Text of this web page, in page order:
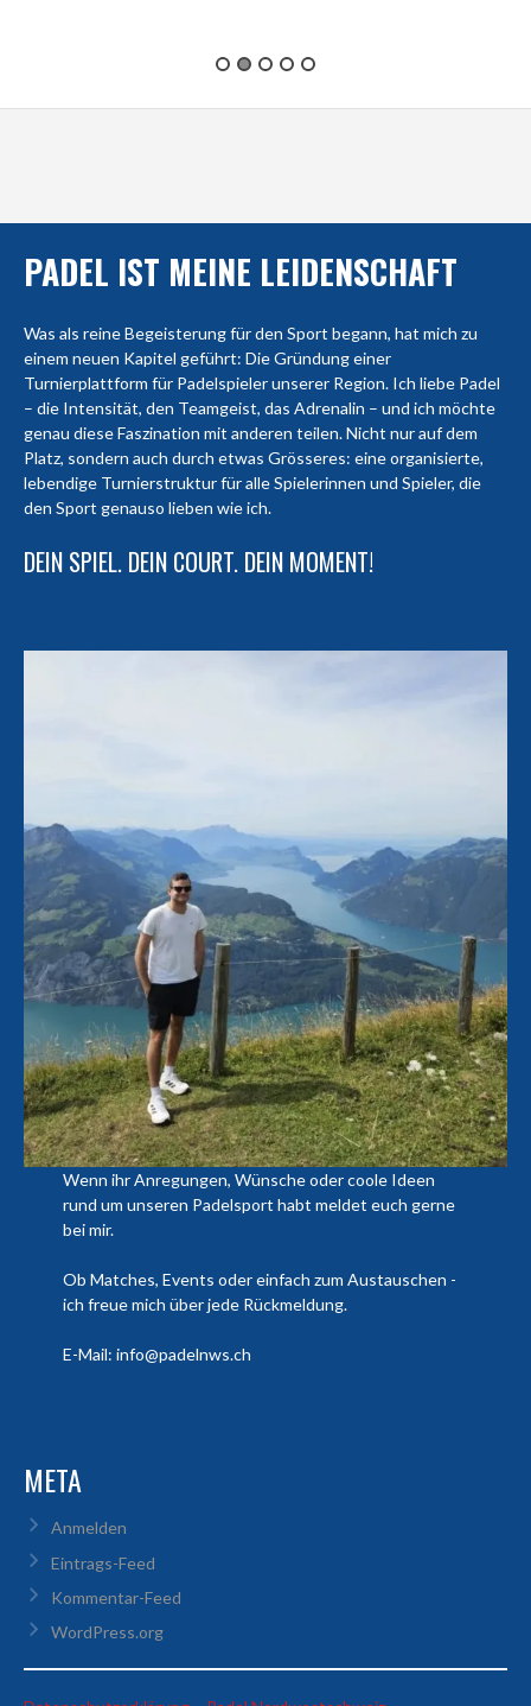
PADEL IST MEINE LEIDENSCHAFT
Was als reine Begeisterung für den Sport begann, hat mich zu
einem neuen Kapitel geführt: Die Gründung einer
Turnierplattform für Padelspieler unserer Region. Ich liebe Padel
– die Intensität, den Teamgeist, das Adrenalin – und ich möchte
genau diese Faszination mit anderen teilen. Nicht nur auf dem
Platz, sondern auch durch etwas Grösseres: eine organisierte,
lebendige Turnierstruktur für alle Spielerinnen und Spieler, die
den Sport genauso lieben wie ich.
DEIN SPIEL. DEIN COURT. DEIN MOMENT!
Wenn ihr Anregungen, Wünsche oder coole Ideen
rund um unseren Padelsport habt meldet euch gerne
bei mir.
Ob Matches, Events oder einfach zum Austauschen -
ich freue mich über jede Rückmeldung.
E-Mail: info@padelnws.ch
META
Anmelden
Eintrags-Feed
Kommentar-Feed
WordPress.org